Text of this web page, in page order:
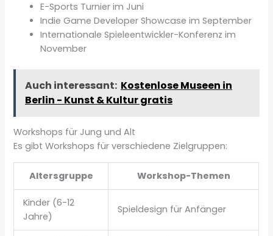
E-Sports Turnier im Juni
Indie Game Developer Showcase im September
Internationale Spieleentwickler-Konferenz im
November
Auch interessant: Kostenlose Museen in
Berlin - Kunst & Kultur gratis
Workshops für Jung und Alt
Es gibt Workshops für verschiedene Zielgruppen:
Altersgruppe Workshop-Themen
Kinder (6-12
Jahre)
Spieldesign für Anfänger